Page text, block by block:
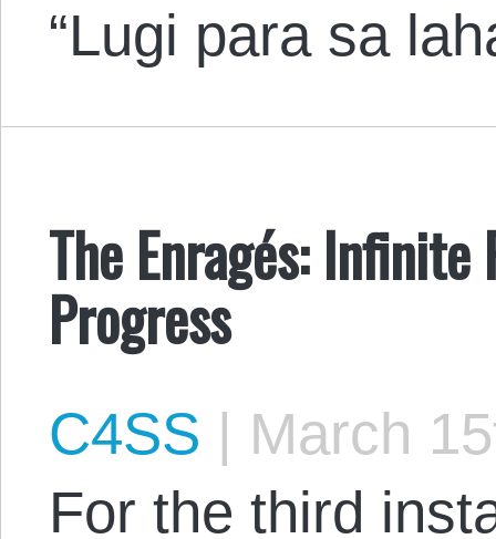
“Lugi para sa
The Enragés:
Progress
C4SS | March
For the third